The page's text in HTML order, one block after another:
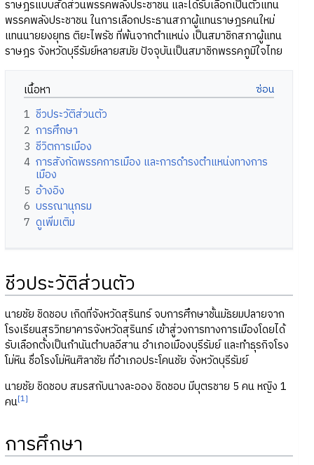
ราษฎรแบบสัดส่วนพรรคพลังประชาชน และได้รับเลือกเป็นตัวแทน
พรรคพลังประชาชน ในการเลือกประธานสภาผู้แทนราษฎรคนใหม่
แทนนายยงยุทธ ติยะไพรัช ที่พ้นจากตำแหน่ง เป็นสมาชิกสภาผู้แทน
ราษฎร จังหวัดบุรีรัมย์หลายสมัย ปัจจุบันเป็นสมาชิกพรรคภูมิใจไทย
เนื้อหา
1 ชีวประวัติส่วนตัว
2 การศึกษา
3 ชีวิตการเมือง
4 การสังกัดพรรคการเมือง และการดำรงตำแหน่งทางการ
เมือง
5 อ้างอิง
6 บรรณานุกรม
7 ดูเพิ่มเติม
ชีวประวัติส่วนตัว
นายชัย ชิดชอบ เกิดที่จังหวัดสุรินทร์ จบการศึกษาชั้นมัธยมปลายจาก
โรงเรียนสุรวิทยาคารจังหวัดสุรินทร์ เข้าสู่วงการทางการเมืองโดยได้
รับเลือกตั้งเป็นกำนันตำบลอีสาน อำเภอเมืองบุรีรัมย์ และทำธุรกิจโรง
โม่หิน ชื่อโรงโม่หินศิลาชัย ที่อำเภอประโคนชัย จังหวัดบุรีรัมย์
นายชัย ชิดชอบ สมรสกับนางละออง ชิดชอบ มีบุตรชาย 5 คน หญิง 1
คน[1]
การศึกษา